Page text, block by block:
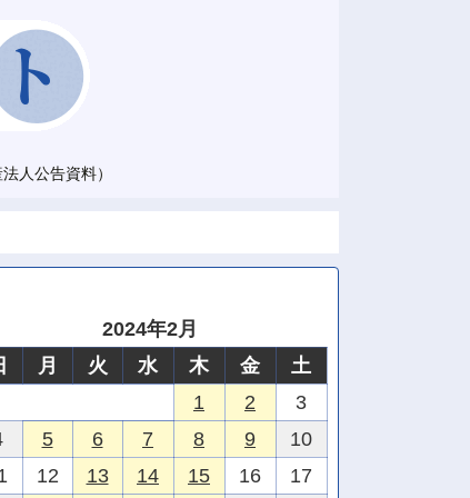
人公告資料）
2024年2月
月 火 水 木 金
土
1
2
3
5 6 7 8 9
10
12 13 14 15 16
17